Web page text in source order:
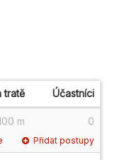
tratě Účastníci
m 0
Přidat postupy